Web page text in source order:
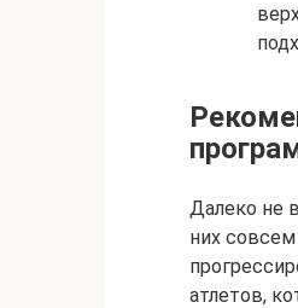
Далеко не
них
атлетов,